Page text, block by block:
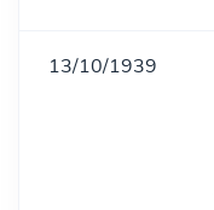
13/10/1939